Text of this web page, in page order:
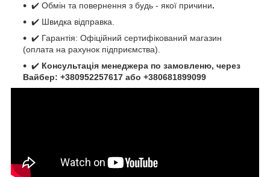
✔️ Обмін та повернення з будь - якої причини.
✔️ Швидка відправка.
✔️ Гарантія: Офіційний сертифікований магазин
(оплата на рахунок підприємства).
✔️ Консультація менеджера по замовленю, через
Вайбер: +380952257617 або +380681899099